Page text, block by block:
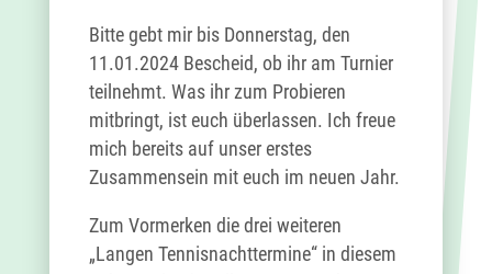
Bitte gebt mir bis Donnerstag, den
11.01.2024 Bescheid, ob ihr am Turnier
teilnehmt. Was ihr zum Probieren
mitbringt, ist euch überlassen. Ich freue
mich bereits auf unser erstes
Zusammensein mit euch im neuen Jahr.
Zum Vormerken die drei weiteren
„Langen Tennisnachttermine“ in diesem